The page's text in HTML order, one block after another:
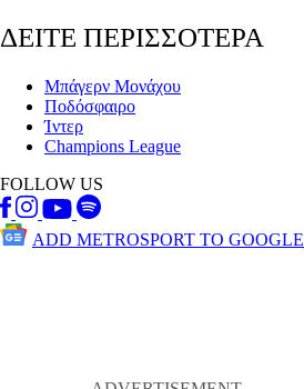
ΔΕΙΤΕ ΠΕΡΙΣΣΟΤΕΡΑ
Μπάγερν Μονάχου
Ποδόσφαιρο
Ίντερ
Champions League
FOLLOW US
ADD METROSPORT TO GOOGLE